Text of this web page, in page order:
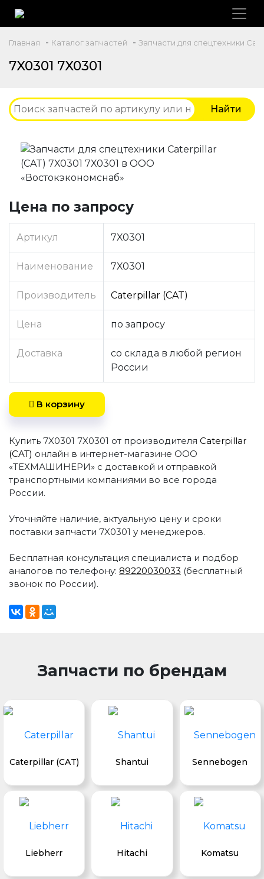
Главная - Каталог запчастей - Запчасти для спецтехники
7X0301 7X0301
Цена по запросу
Артикул 7X0301
Наименование 7X0301
Производитель Caterpillar (CAT)
Цена по запросу
Доставка
со склада в любой регион
России
В корзину
Купить 7X0301 7X0301 от производителя Caterpillar
(CAT) онлайн в интернет-магазине ООО
«ТЕХМАШИНЕРИ» с доставкой и отправкой
транспортными компаниями во все города
России.
Уточняйте наличие, актуальную цену и сроки
поставки запчасти 7X0301 у менеджеров.
Бесплатная консультация специалиста и подбор
аналогов по телефону: 89220030033 (бесплатный
звонок по России).
Запчасти по брендам
Caterpillar (CAT) Shantui Sennebogen
Liebherr Hitachi Komatsu